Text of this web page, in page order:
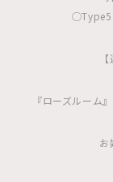
◯Type5
『ローズルーム
お